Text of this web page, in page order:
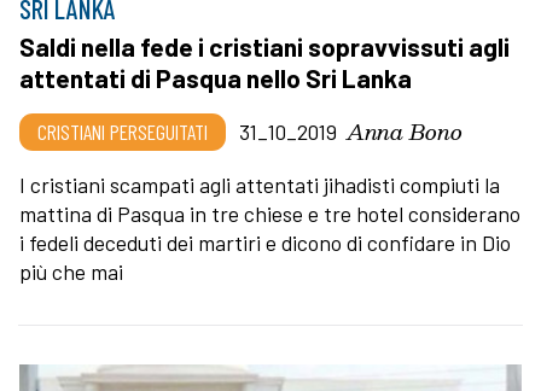
SRI LANKA
Saldi nella fede i cristiani sopravvissuti agli
attentati di Pasqua nello Sri Lanka
CRISTIANI PERSEGUITATI 31_10_2019 Anna Bono
I cristiani scampati agli attentati jihadisti compiuti la
mattina di Pasqua in tre chiese e tre hotel considerano
i fedeli deceduti dei martiri e dicono di confidare in Dio
più che mai